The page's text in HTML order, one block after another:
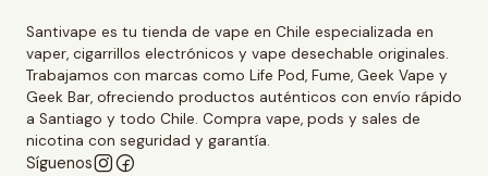
Santivape es tu tienda de vape en Chile especializada en
vaper, cigarrillos electrónicos y vape desechable originales.
Trabajamos con marcas como Life Pod, Fume, Geek Vape y
Geek Bar, ofreciendo productos auténticos con envío rápido
a Santiago y todo Chile. Compra vape, pods y sales de
nicotina con seguridad y garantía.
Síguenos